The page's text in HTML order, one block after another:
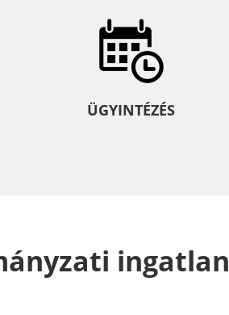
ÜGYINTÉZÉS
ingatlan